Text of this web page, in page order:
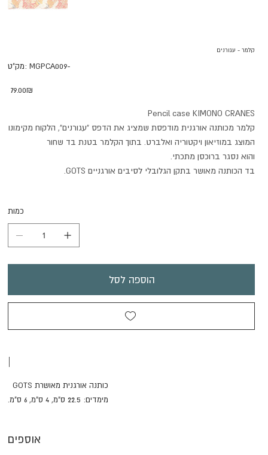
קלמר - עגורנים
מק"ט: MGPCA009-
MGPCA009-
‏79.00 ‏₪
Pencil case KIMONO CRANES
קלמר מכותנה אורגנית מודפסת שמציג את הדפס "עגורנים", הלקוח מקימונו
המוצג במוזיאון ויקטוריה ואלברט. בתוך הקלמר בטנת בד שחור
והוא נסגר ברוכסן מתכתי.
בד הכותנה מאושר בתקן הגלובלי לסיבים אורגניים GOTS.
כמות
הוספה לסל
|
כותנה אורגנית מאושרת GOTS
מימדים: 22.5 ס"מ, 4 ס"מ, 6 ס"מ.
אוספים